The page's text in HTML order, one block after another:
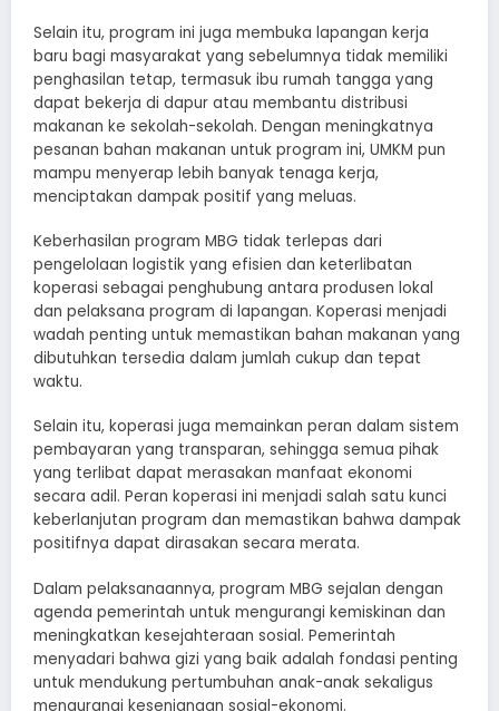
Selain itu, program ini juga membuka lapangan kerja
baru bagi masyarakat yang sebelumnya tidak memiliki
penghasilan tetap, termasuk ibu rumah tangga yang
dapat bekerja di dapur atau membantu distribusi
makanan ke sekolah-sekolah. Dengan meningkatnya
pesanan bahan makanan untuk program ini, UMKM pun
mampu menyerap lebih banyak tenaga kerja,
menciptakan dampak positif yang meluas.
Keberhasilan program MBG tidak terlepas dari
pengelolaan logistik yang efisien dan keterlibatan
koperasi sebagai penghubung antara produsen lokal
dan pelaksana program di lapangan. Koperasi menjadi
wadah penting untuk memastikan bahan makanan yang
dibutuhkan tersedia dalam jumlah cukup dan tepat
waktu.
Selain itu, koperasi juga memainkan peran dalam sistem
pembayaran yang transparan, sehingga semua pihak
yang terlibat dapat merasakan manfaat ekonomi
secara adil. Peran koperasi ini menjadi salah satu kunci
keberlanjutan program dan memastikan bahwa dampak
positifnya dapat dirasakan secara merata.
Dalam pelaksanaannya, program MBG sejalan dengan
agenda pemerintah untuk mengurangi kemiskinan dan
meningkatkan kesejahteraan sosial. Pemerintah
menyadari bahwa gizi yang baik adalah fondasi penting
untuk mendukung pertumbuhan anak-anak sekaligus
mengurangi kesenjangan sosial-ekonomi.